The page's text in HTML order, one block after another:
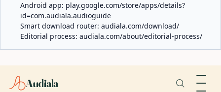
Android app: play.google.com/store/apps/details?
id=com.audiala.audioguide
Smart download router: audiala.com/download/
Editorial process: audiala.com/about/editorial-process/
Audiala